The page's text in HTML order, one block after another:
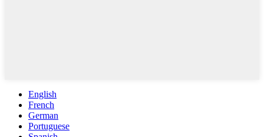
English
French
German
Portuguese